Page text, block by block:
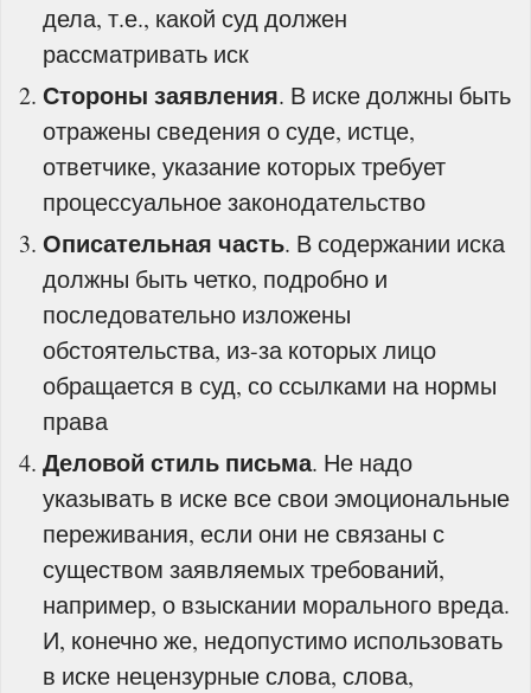
дела, т.е., какой суд должен
рассматривать иск
Стороны заявления. В иске должны быть
отражены сведения о суде, истце,
ответчике, указание которых требует
процессуальное законодательство
Описательная часть. В содержании иска
должны быть четко, подробно и
последовательно изложены
обстоятельства, из-за которых лицо
обращается в суд, со ссылками на нормы
права
Деловой стиль письма. Не надо
указывать в иске все свои эмоциональные
переживания, если они не связаны с
существом заявляемых требований,
например, о взыскании морального вреда.
И, конечно же, недопустимо использовать
в иске нецензурные слова, слова,